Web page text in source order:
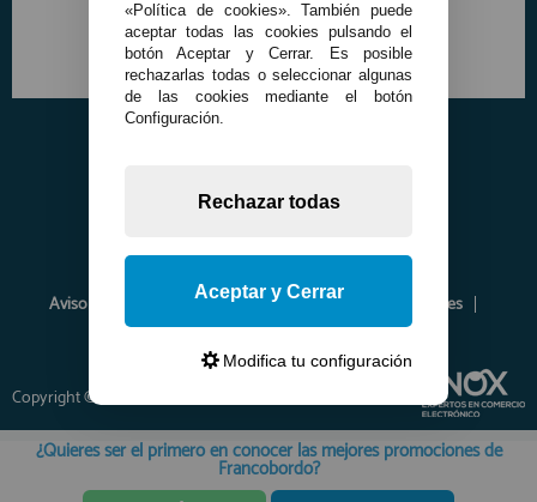
Aviso Legal Política de Privacidad
Política de Cookies
Envíos y Devoluciones
Opiniones
Copyright © 2026 www.francobordo.com
«Política de cookies». También puede
aceptar todas las cookies pulsando el
botón Aceptar y Cerrar. Es posible
rechazarlas todas o seleccionar algunas
de las cookies mediante el botón
Configuración.
Rechazar todas
Aceptar y Cerrar
Modifica tu configuración
¿Quieres ser el primero en conocer las mejores promociones de
Francobordo?